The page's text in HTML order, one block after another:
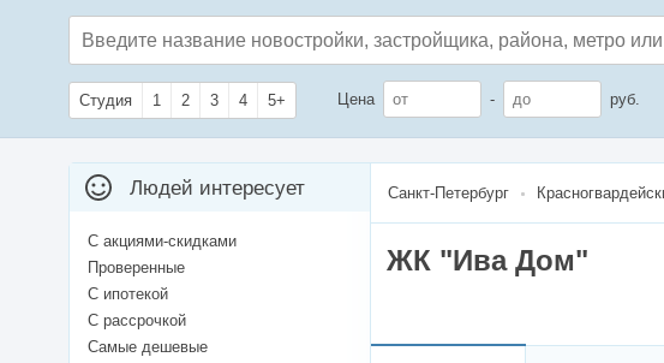
Студия 1 2 3 4 5+ Цена - руб.
Санкт-Петербург
ЖК "Ива Дом"
Людей интересует
С акциями-скидками
Проверенные
С ипотекой
С рассрочкой
Самые дешевые